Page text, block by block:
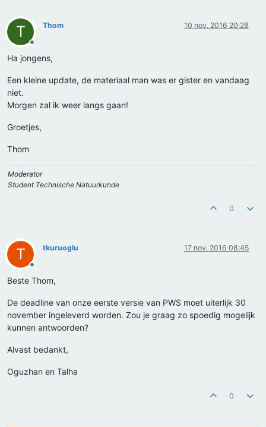
T
Offline
Thom 10 nov. 2016 20:28
Ha jongens,
Een kleine update, de materiaal man was er gister en vandaag
niet.
Morgen zal ik weer langs gaan!
Groetjes,
Thom
Moderator
Student Technische Natuurkunde
0
T
Offline
tkuruoglu 17 nov. 2016 08:45
Beste Thom,
De deadline van onze eerste versie van PWS moet uiterlijk 30
november ingeleverd worden. Zou je graag zo spoedig mogelijk
kunnen antwoorden?
Alvast bedankt,
Oguzhan en Talha
0